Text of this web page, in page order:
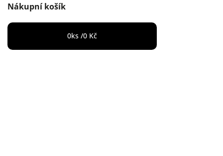
Nákupní košík
0ks /0 Kč